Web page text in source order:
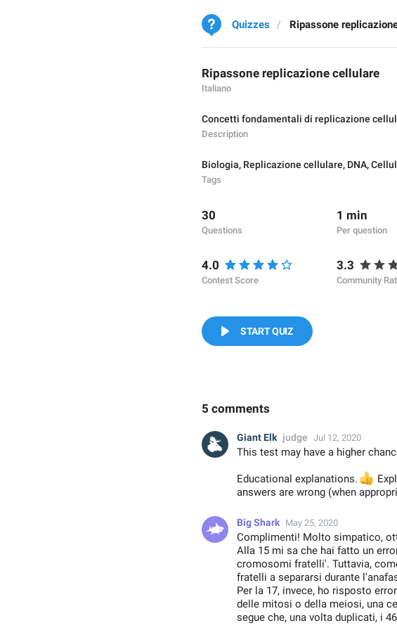
Quizzes Ripassone
Ripassone replicazione cellulare
Italiano
Concetti fondamentali di replicazione
Description
Biologia, Replicazione cellulare, DNA,
Tags
30
Questions
1 min
Per question
4.0
Contest Score
3.3
Community
START QUIZ
5 comments
Giant Elk judge Jul 12, 2020
This test may have a higher
Educational explanations.
👍
answers are wrong (when
Big Shark May 25, 2020
Complimenti! Molto simpatico,
Alla 15 mi sa che hai fatto un
cromosomi fratelli'. Tuttavia,
fratelli a separarsi durante
Per la 17, invece, ho risposto
delle mitosi o della meiosi, una
segue che, una volta duplicati, i